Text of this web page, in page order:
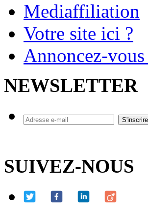
Mediaffiliation
Votre site ici ?
Annoncez-
NEWSLETTER
SUIVEZ-NOUS